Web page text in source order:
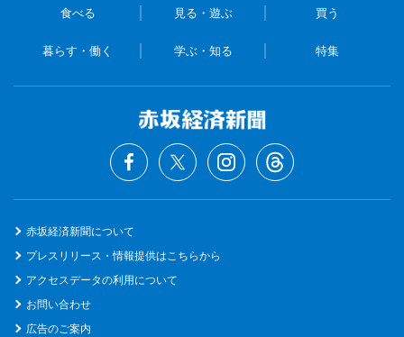
食べる 見る・遊ぶ 買う
暮らす・働く 学ぶ・知る 特集
赤坂経済新聞について
プレスリリース・情報提供はこちらから
アクセスデータの利用について
お問い合わせ
広告のご案内